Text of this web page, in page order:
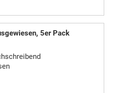
5er Pack